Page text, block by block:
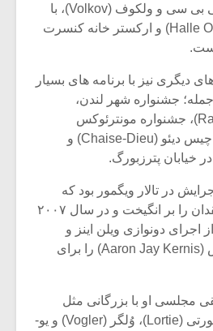
سمفونیک اسکاتلندی بی بی سی و ولکوف (Volkov)، با
ارکستر هاله (Halle Orchestra) و ارکستر خانه کنسرت
دیگری نیز با برنامه های بسیار
جشنواره شهر لندن،
جشنواره راوینیا (Ravinia)، جشنواره مونترئوکس
(Montreux)، جشنواره چیس دیئو (Chaise-Dieu) و
خیابان پترزبورگ.
اولین اجرایش در تالار ویگمور بود که
شگفتی بسیاری از منتقدان را بر انگیخت و در سال ۲۰۰۷
دونوازی ویلن اینز و
پیانوی آرون جی کرنیس (Aaron Jay Kernis) را برای
مجلسی او با بزرگانی مثل
آندسنس (Andsnes)، لورتی (Lortie)، وُلگر (Vogler) و یو-